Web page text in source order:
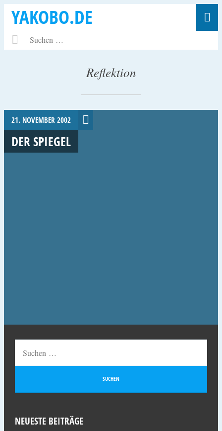
YAKOBO.DE
Reflektion
21. NOVEMBER 2002
DER SPIEGEL
NEUESTE BEITRÄGE